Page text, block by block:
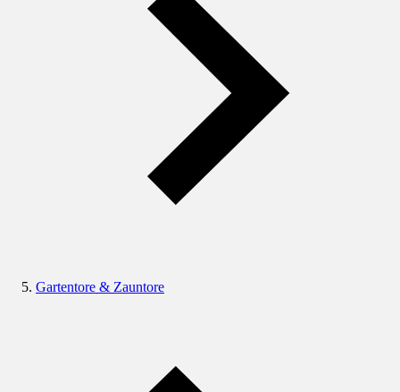
Gartentore & Zauntore